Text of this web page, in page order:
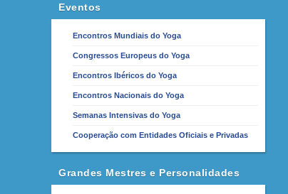
Eventos
Encontros Mundiais do Yoga
Congressos Europeus do Yoga
Encontros Ibéricos do Yoga
Encontros Nacionais do Yoga
Semanas Intensivas do Yoga
Cooperação com Entidades Oficiais e Privadas
Grandes Mestres e Personalidades